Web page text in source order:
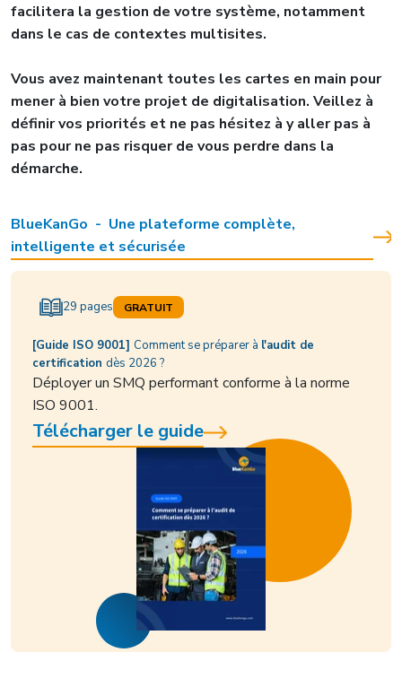
facilitera la gestion de votre système, notamment
dans le cas de contextes multisites.
Vous avez maintenant toutes les cartes en main pour
mener à bien votre projet de digitalisation. Veillez à
définir vos priorités et ne pas hésitez à y aller pas à
pas pour ne pas risquer de vous perdre dans la
démarche.
BlueKanGo - Une plateforme complète,
intelligente et sécurisée
29 pages GRATUIT
[Guide ISO 9001] Comment se préparer à l'audit de
certification dès 2026 ?
Déployer un SMQ performant conforme à la norme
ISO 9001.
Télécharger le guide